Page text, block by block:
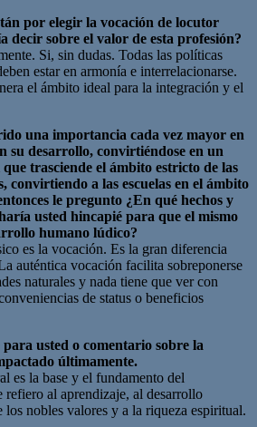
por elegir la vocación de locutor
decir sobre el valor de esta profesión?
Si, sin dudas. Todas las políticas
estar en armonía e interrelacionarse.
el ámbito ideal para la integración y el
una importancia cada vez mayor en
su desarrollo, convirtiéndose en un
trasciende el ámbito estricto de las
convirtiendo a las escuelas en el ámbito
le pregunto ¿En qué hechos y
usted hincapié para que el mismo
humano lúdico?
es la vocación. Es la gran diferencia
auténtica vocación facilita sobreponerse
naturales y nada tiene que ver con
de status o beneficios
usted o comentario sobre la
últimamente.
es la base y el fundamento del
al aprendizaje, al desarrollo
nobles valores y a la riqueza espiritual.